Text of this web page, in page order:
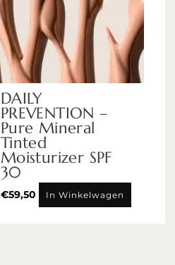
DAILY
PREVENTION –
Pure Mineral
Tinted
Moisturizer SPF
30
€59,50 In Winkelwagen